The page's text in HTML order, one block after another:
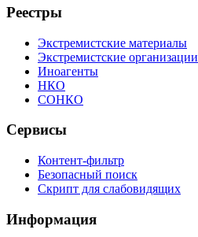
Реестры
Экстремистские материалы
Экстремистские организации
Иноагенты
НКО
СОНКО
Сервисы
Контент-фильтр
Безопасный поиск
Скрипт для слабовидящих
Информация